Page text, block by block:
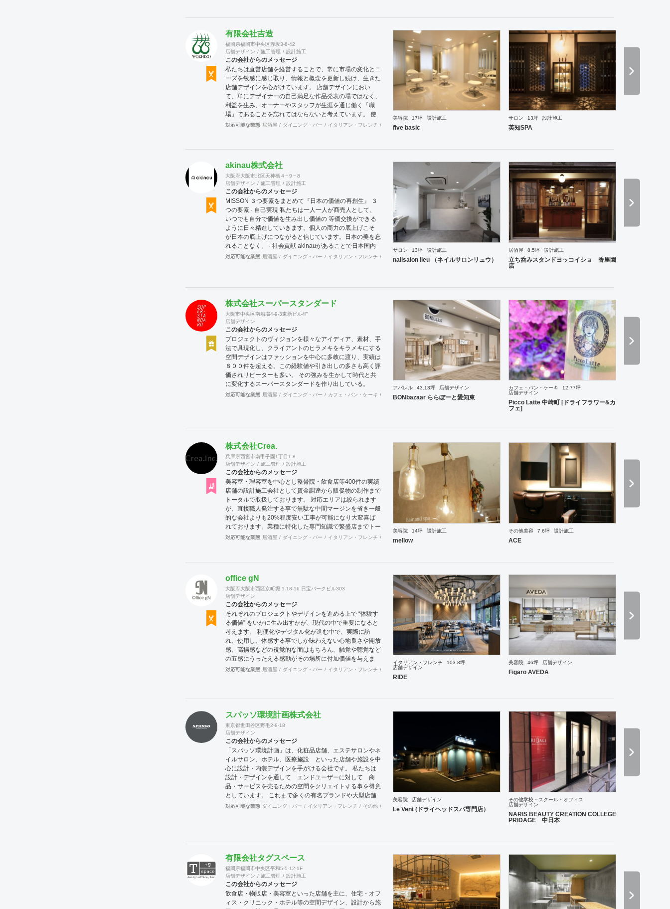
有限会社吉造
福岡県福岡市中央区赤坂3-6-42
店舗デザイン
施工管理 設計施工
この会社からのメッセージ
私たちは直営店舗を経営することで、常に市場の変化とニ
ーズを敏感に感じ取り、情報と概念を更新し続け、生きた
店舗デザインを心がけています。 店舗デザインにおい
て、単にデザイナーの自己満足な作品発表の場ではなく、
利益を生み、オーナーやスタッフが生涯を通じ働く「職
場」であることを忘れてはならないと考えています。 使
いやすく、そして居心地がよく、時代の流れに左右されな
業をそなえており、テナント・出店地選びや資金調達から
ご相談ください。
対応可能な業態 居酒屋 ダイニング・バー イタリアン・フレンチ カフェ・パン・ケーキ 和食・寿司 焼肉・中華料理・韓国料理
美容院 17坪 設計施工
five basic
サロン 13坪 設計施工
英知SPA
akinau株式会社
大阪府大阪市北区天神橋４−９−８
店舗デザイン
施工管理 設計施工
この会社からのメッセージ
MISSON ３つ要素をまとめて『日本の価値の再創生』 ３
つの要素 · 自己実現 私たちは一人一人が商売人として、
いつでも自分で価値を生み出し価値の 等価交換ができる
ように日々精進していきます。個人の商力の底上げこそ
が日本の底上げにつながると信じています。日本の美を忘
れることなく。 · 社会貢献 akinauがあることで日本国内
の価値を拡充します。そして世界に誇れる 国として日本
並行して売り上げも追求します。理由は自社だけでなくそ
れに関係する 全ての会社や人々にも売り上げをつくるこ
とでお金というものをめぐる ように行動します。 社会に
たくされた使命 今の日本は世界的にも元気がない。これ
は自分本意に人生をまっとうできない人たちが多く存在す
るからであると想像できる。今社会で必要とされる人材、
主体性をもって自身の考えで行動できる。夢を大きく持っ
て日々の鍛錬を怠らない。人を育て明るい未来の日本をつ
くりだす。 VISSON 『商うをおもしろく。』 誰に? 自分
のもっている素質、他にはできないこと、その本質をみつ
気づいていないあなたに送る。 何を? 誰しもその人しか
事業を掲げて100年続くような商いを生み出し続けてい
く。そのヒントは社内だけではなく関係する全ての人と考
えて創り出す。そのためにakinautalkなど会話のなかから
発生するおもしろアイデアを尊重し、実行しつづけてい
く。 コンセプト ビジョンと顧客が身近に感じれるよう
に
対応可能な業態 居酒屋 ダイニング・バー イタリアン・フレンチ カフェ・パン・ケーキ ラーメン・そば・うどん 和食・寿司 焼肉・中華料理・韓国料理 その他 オフィス
サロン 13坪 設計施工
nailsalon lieu （ネイルサロンリュウ）
居酒屋 8.5坪 設計施工
立ち呑みスタンドヨッコイショ 香里園
店
株式会社スーパースタンダード
大阪市中央区南船場4-9-3東新ビル4F
店舗デザイン
この会社からのメッセージ
プロジェクトのヴィジョンを様々なアイディア、素材、手
法で具現化し、クライアントのヒラメキをキラメキにする
空間デザインはファッションを中心に多岐に渡り、実績は
８００件を超える。この経験値や引き出しの多さも高く評
価されリピーターも多い。 その強みを生かして時代と共
に変化するスーパースタンダードを作り出している。
対応可能な業態 居酒屋 ダイニング・バー カフェ・パン・ケーキ 和食・寿司 焼肉・中華料理・韓国料理 イベントブース・ショールーム
アパレル 43.13坪 店舗デザイン
BONbazaar ららぽーと愛知東
カフェ・パン・ケーキ
12.77坪
店舗デザイン
Picco Latte 中崎町 [ドライフラワー&カ
フェ]
株式会社Crea.
兵庫県西宮市南甲子園1丁目1-8
店舗デザイン
施工管理 設計施工
この会社からのメッセージ
美容室・理容室を中心とし整骨院・飲食店等400件の実績
店舗の設計施工会社として資金調達から販促物の制作まで
トータルで取扱しております。 対応エリアは絞られます
が、直接職人発注する事で無駄な中間マージンを省き一般
的な会社よりも20%程度安い工事が可能になり大変喜ば
れております。業種に特化した専門知識で繁盛店までトー
タルサポートさせていただきます。
対応可能な業態 居酒屋 ダイニング・バー イタリアン・フレンチ カフェ・パン・ケーキ 和食・寿司
美容院 14坪 設計施工
mellow
その他美容 7.6坪 設計施工
ACE
office gN
大阪府大阪市西区京町堀 1-18-16 日宝パークビル303
店舗デザイン
この会社からのメッセージ
それぞれのプロジェクトやデザインを進める上で “体験す
る価値” をいかに生み出すかが、現代の中で重要になると
考えます。 利便化やデジタル化が進む中で、実際に訪
れ、使用し、体感する事でしか味わえない心地良さや開放
感、高揚感などの視覚的な面はもちろん、触覚や聴覚など
の五感にうったえる感動がその場所に付加価値を与えま
す。 その感動を生み出し、他には無い価値を持った空間
て具現化します。 飲食業をはじめとした多様なジャンル
の商業デザインを手掛けている強みを活かし、美しいだけ
では無い心躍るデザインと従来の形態に囚われない個性を
持った提案をさせて頂きます。
対応可能な業態 居酒屋 ダイニング・バー イタリアン・フレンチ カフェ・パン・ケーキ 焼肉・中華料理・韓国料理
イタリアン・フレンチ
103.8坪
店舗デザイン
RIDE
美容院 46坪 店舗デザイン
Figaro AVEDA
スパッソ環境計画株式会社
東京都世田谷区野毛2-8-18
店舗デザイン
この会社からのメッセージ
「スパッソ環境計画」は、化粧品店舗、エステサロンやネ
イルサロン、ホテル、医療施設 といった店舗や施設を中
心に設計・内装デザインを手がける会社です。 私たちは
設計・デザインを通して エンドユーザーに対して 商
品・サービスを売るための空間をクリエイトする事を得意
としています。 これまで多くの有名ブランドや大型店舗
の美容系施設ぼ実績を経験を活かして、女性の気持ちを動
歴史があります。 少数精鋭のチームですのでフットワー
性の購買心理など女性のマーケティング理論に基づいた店
舗 設計には定評があり、日本だけでなく中国をはじめと
する海外店舗でも大きな反響を実現してきました。 豊富
な店舗デザイン実績を持つ浜村さとると女性デザイナーの
コラボレーションにより 感性を生かした上で計算された
空間。集客や売り上げにつなげていきます。 設計施工ご
対応可能な業態 ダイニング・バー イタリアン・フレンチ その他 イベントブース・ショールーム その他 老人ホーム 医院・クリニック
美容院 店舗デザイン
Le Vent (ドライヘッドスパ専門店）
その他学校・スクール・オフィス
店舗デザイン
NARIS BEAUTY CREATION COLLEGE
PRIDAGE 中日本
有限会社タグスペース
福岡県福岡市中央区平和5-5-12-1F
店舗デザイン
施工管理 設計施工
この会社からのメッセージ
飲食店・物販店・美容室といった店舗を主に、住宅・オフ
ィス・クリニック・ホテル等の空間デザイン、設計から施